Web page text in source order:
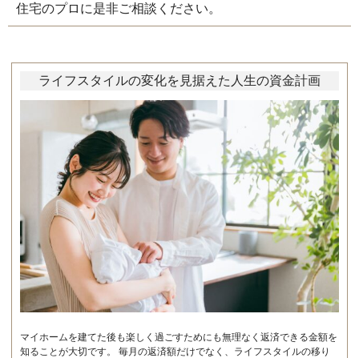
住宅のプロに是非ご相談ください。
ライフスタイルの変化を見据えた人生の資金計画
マイホームを建てた後も楽しく過ごすためにも無理なく返済できる金額を
知ることが大切です。 毎月の返済額だけでなく、ライフスタイルの移り